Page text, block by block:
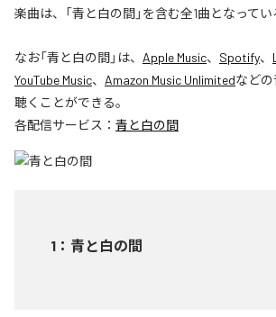
楽曲は、「青と白の間」を含む全1曲となってい
なお「青と白の間」は、 Apple Music、 Spotify、
YouTube Music、 Amazon Music Unlimitedなど
聴くことができる。
各配信サービス： 青と白の間
1 ： 青と白の間